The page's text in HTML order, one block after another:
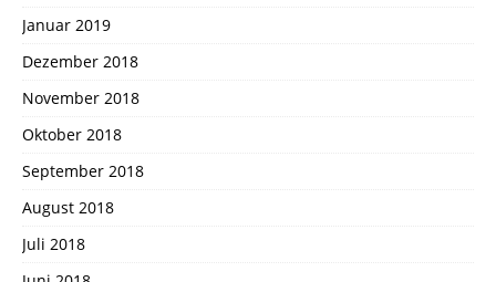
Januar 2019
Dezember 2018
November 2018
Oktober 2018
September 2018
August 2018
Juli 2018